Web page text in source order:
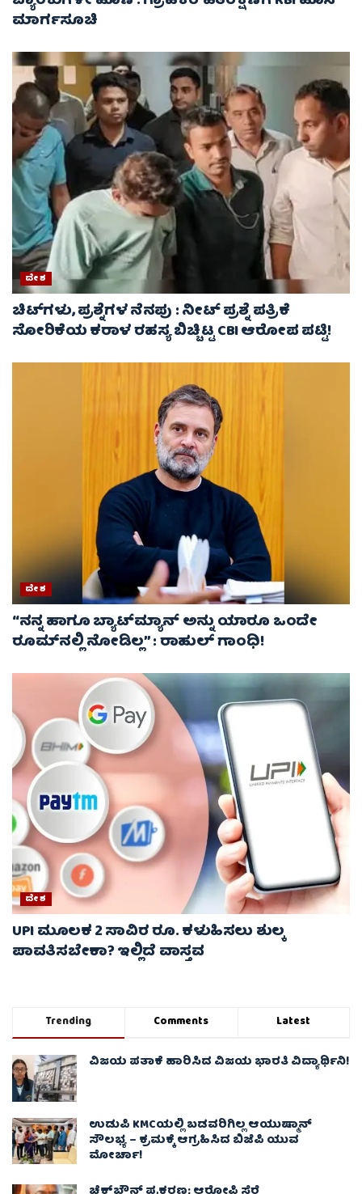
ಮಾರ್ಗಸೂಚಿ
ದೇಶ
ಚಿಟ್‌ಗಳು, ಪ್ರಶ್ನೆಗಳ ನೆನಪು : ನೀಟ್ ಪ್ರಶ್ನೆ ಪತ್ರಿಕೆ
ಸೋರಿಕೆಯ ಕರಾಳ ರಹಸ್ಯ ಬಿಚ್ಚಿಟ್ಟ CBI ಆರೋಪ ಪಟ್ಟಿ!
ದೇಶ
“ನನ್ನ ಹಾಗೂ ಬ್ಯಾಟ್‌ಮ್ಯಾನ್ ಅನ್ನು ಯಾರೂ ಒಂದೇ
ರೂಮ್‌ನಲ್ಲಿ ನೋಡಿಲ್ಲ” : ರಾಹುಲ್ ಗಾಂಧಿ!
ದೇಶ
UPI ಮೂಲಕ 2 ಸಾವಿರ ರೂ. ಕಳುಹಿಸಲು ಶುಲ್ಕ
ಪಾವತಿಸಬೇಕಾ? ಇಲ್ಲಿದೆ ವಾಸ್ತವ
Trending Comments Latest
ವಿಜಯ ಪತಾಕೆ ಹಾರಿಸಿದ ವಿಜಯ ಭಾರತಿ ವಿದ್ಯಾರ್ಥಿನಿ!
ಉಡುಪಿ KMCಯಲ್ಲಿ ಬಡವರಿಗಿಲ್ಲ ಆಯುಷ್ಮಾನ್
ಸೌಲಭ್ಯ – ಕ್ರಮಕ್ಕೆ ಆಗ್ರಹಿಸಿದ ಬಿಜೆಪಿ ಯುವ
ಮೋರ್ಚಾ!